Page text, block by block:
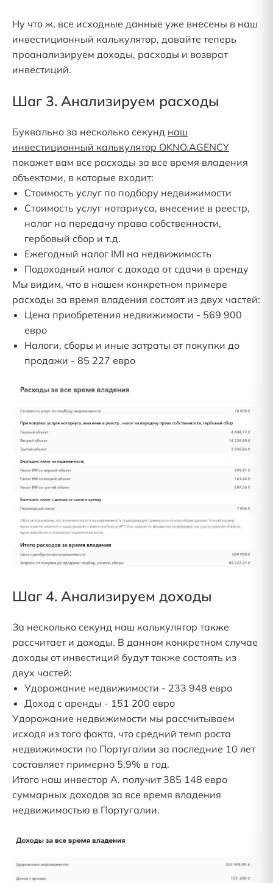
Ну что ж, все исходные данные уже внесены в наш
инвестиционный калькулятор, давайте теперь
проанализируем доходы, расходы и возврат
инвестиций.
Шаг 3. Анализируем расходы
Буквально за несколько секунд наш
инвестиционный калькулятор OKNO.AGENCY
покажет вам все расходы за все время владения
объектами, в которые входит:
Стоимость услуг по подбору недвижимости
Стоимость услуг нотариуса, внесение в реестр,
налог на передачу права собственности,
гербовый сбор и т.д.
Ежегодный налог IMI на недвижимость
Подоходный налог с дохода от сдачи в аренду
Мы видим, что в нашем конкретном примере
расходы за время владения состоят из двух частей:
Цена приобретения недвижимости - 569 900
евро
Налоги, сборы и иные затраты от покупки до
продажи - 85 227 евро
Шаг 4. Анализируем доходы
За несколько секунд наш калькулятор также
рассчитает и доходы. В данном конкретном случае
доходы от инвестиций будут также состоять из
двух частей:
Удорожание недвижимости - 233 948 евро
Доход с аренды - 151 200 евро
Удорожание недвижимости мы рассчитываем
исходя из того факта, что средний темп роста
недвижимости по Португалии за последние 10 лет
составляет примерно 5,9% в год.
Итого наш инвестор А. получит 385 148 евро
суммарных доходов за все время владения
недвижимостью в Португалии.